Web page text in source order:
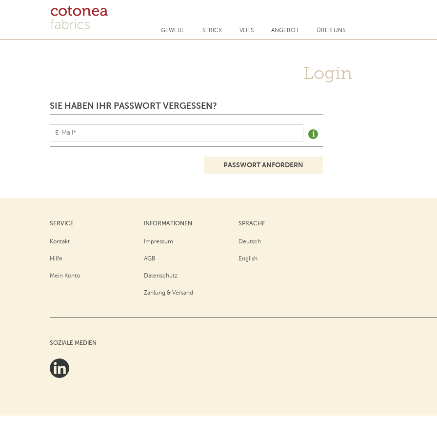
GEWEBE STRICK VLIES ANGEBOT ÜBER UNS
Login
SIE HABEN IHR PASSWORT VERGESSEN?
SERVICE
Kontakt
Hilfe
Mein Konto
INFORMATIONEN
Impressum
AGB
Datenschutz
Zahlung & Versand
SPRACHE
Deutsch
English
SOZIALE MEDIEN